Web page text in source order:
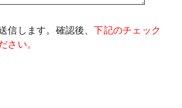
信します。確認後、下記のチェック
さい。